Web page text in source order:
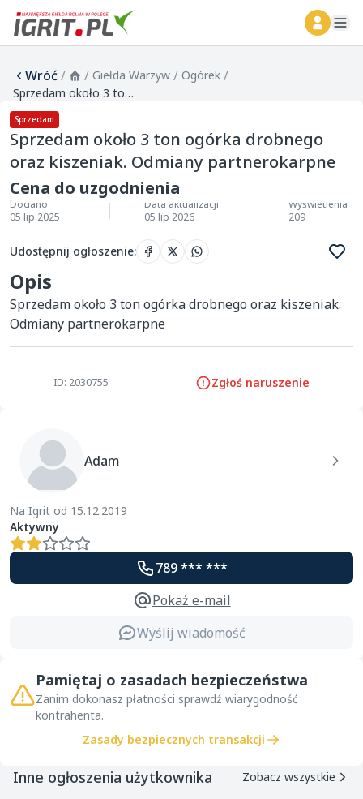
Wróć/ / Giełda Warzyw / Ogórek /
Sprzedam około 3 ton ogórka drobnego oraz kiszeniak. Odmiany partnerokarpne
Sprzedam
Sprzedam około 3 ton ogórka drobnego
oraz kiszeniak. Odmiany partnerokarpne
Cena do uzgodnienia
Dodano
05 lip 2025
Data aktualizacji
05 lip 2026
Wyświetlenia
209
Udostępnij ogłoszenie:
Opis
Sprzedam około 3 ton ogórka drobnego oraz kiszeniak.
Odmiany partnerokarpne
ID: 2030755 Zgłoś naruszenie
Adam
Na Igrit od 15.12.2019
Aktywny
789 *** ***
Pokaż e-mail
Wyślij wiadomość
Pamiętaj o zasadach bezpieczeństwa
Zanim dokonasz płatności sprawdź wiarygodność
kontrahenta.
Zasady bezpiecznych transakcji
Inne ogłoszenia użytkownika Zobacz wszystkie